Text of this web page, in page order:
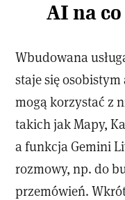
AI na
Wbudowana
staje się
mogą korzystać z
takich jak Mapy,
a funkcja Gemini
rozmowy, np. do
przemówień.